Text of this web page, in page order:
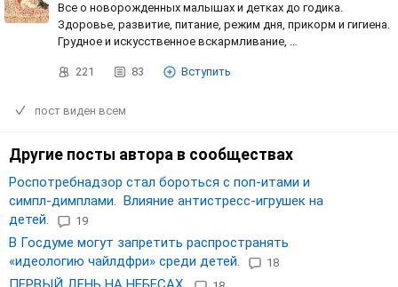
Все о новорожденных малышах и детках до годика.
Здоровье, развитие, питание, режим дня, прикорм и гигиена.
Грудное и искусственное вскармливание, …
221 83 Вступить
пост виден всем
Другие посты автора в сообществах
Роспотребнадзор стал бороться с поп-итами и
симпл-димплами. Влияние антистресс-игрушек на
детей.
19
В Госдуме могут запретить распространять
«идеологию чайлдфри» среди детей.
18